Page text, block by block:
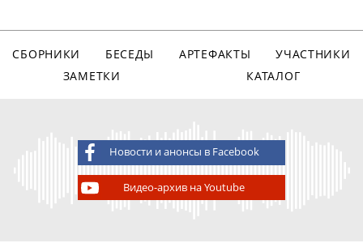
СБОРНИКИ БЕСЕДЫ АРТЕФАКТЫ
УЧАСТНИКИ
ЗАМЕТКИ
КАТАЛОГ
Новости и анонсы в Facebook
Видео-архив на Youtube